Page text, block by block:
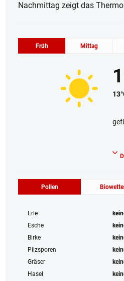
Nachmittag zeigt das
Früh Mittag
Pollen
Erle
Esche
Birke
Pilzsporen
Gräser
Hasel